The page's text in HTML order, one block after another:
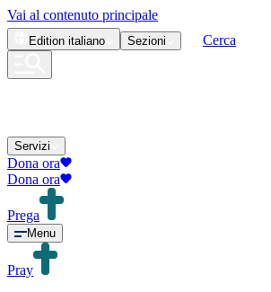
Vai al contenuto principale
Edition italiano Sezioni Cerca
Servizi
Dona ora
Dona ora
Prega
Menu
Pray